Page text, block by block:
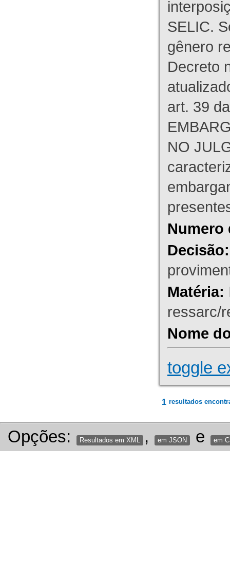
SELIC.
gênero
Decreto
art. 39
NO
Numero
Decisão:
Matéria:
ressarc/
Nome
toggle
1 resultados
Opções: Resultados em XML , em JSON e em